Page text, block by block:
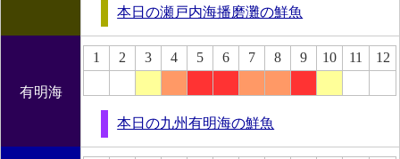
本日の瀬戸内海播磨灘の鮮魚
有明海
1 2 3 4 5 6 7 8 9 10 11 12
本日の九州有明海の鮮魚